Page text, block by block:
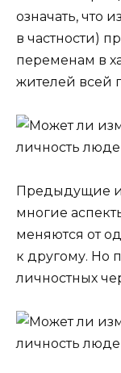
означать, что
в частности)
переменам в
жителей всей
Предыдущие
многие
меняются от
к другому. Но
личностных